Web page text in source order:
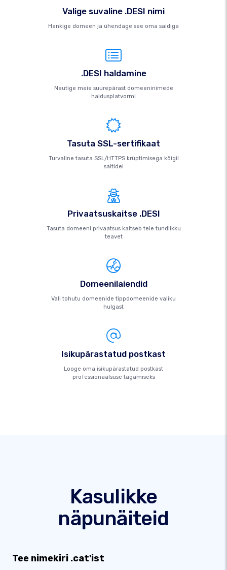
Valige suvaline .DESI nimi
Hankige domeen ja ühendage see oma saidiga
.DESI haldamine
Nautige meie suurepärast domeeninimede
haldusplatvormi
Tasuta SSL-sertifikaat
Turvaline tasuta SSL/HTTPS krüptimisega kõigil
saitidel
Privaatsuskaitse .DESI
Tasuta domeeni privaatsus kaitseb teie tundlikku
teavet
Domeenilaiendid
Vali tohutu domeenide tippdomeenide valiku
hulgast
Isikupärastatud postkast
Looge oma isikupärastatud postkast
professionaalsuse tagamiseks
Kasulikke
näpunäiteid
Tee nimekiri .cat'ist